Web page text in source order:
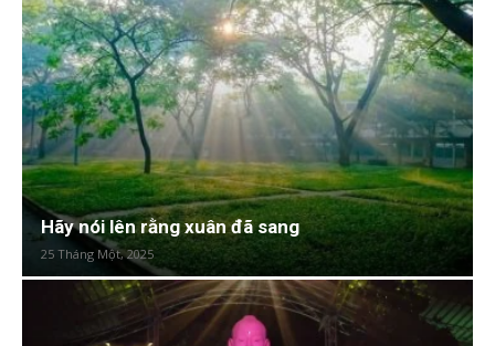
Hãy nói lên rằng xuân đã sang
25 Tháng Một, 2025